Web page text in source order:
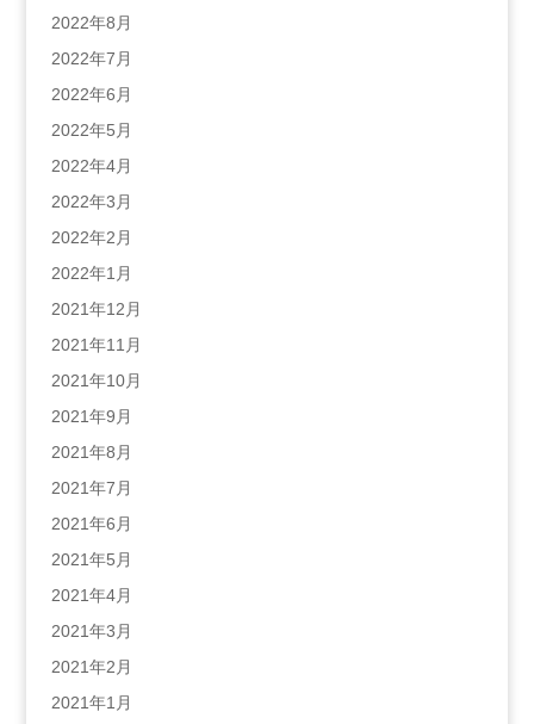
2022年8月
2022年7月
2022年6月
2022年5月
2022年4月
2022年3月
2022年2月
2022年1月
2021年12月
2021年11月
2021年10月
2021年9月
2021年8月
2021年7月
2021年6月
2021年5月
2021年4月
2021年3月
2021年2月
2021年1月